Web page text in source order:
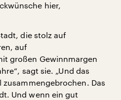
hier,
die stolz auf
auf
großen Gewinnmargen
sagt sie. „Und das
Das
Und wenn ein gut